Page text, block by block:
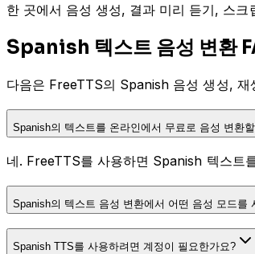
한 곳에서 음성 생성, 결과 미리 듣기, 스
Spanish 텍스트 음성 변환
다음은 FreeTTS의 Spanish 음성 생성,
Spanish의 텍스트를 온라인에서 무료로 음성 변환
네. FreeTTS를 사용하면 Spanish 텍스트
Spanish의 텍스트 음성 변환에서 어떤 음성 모드를
Spanish TTS를 사용하려면 계정이 필요한가요?